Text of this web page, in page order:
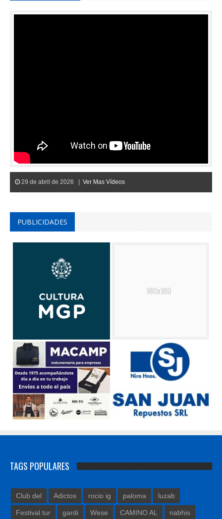
29 de abril de 2026 |Ver Mas Vídeos
PUBLICIDADES
Festival tur gardi Wese CAMINO AL nabhis